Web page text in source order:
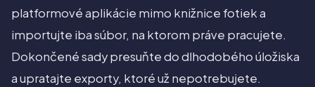
platformové aplikácie mimo knižnice fotiek a
importujte iba súbor, na ktorom práve pracujete.
Dokončené sady presuňte do dlhodobého úložiska
a upratajte exporty, ktoré už nepotrebujete.